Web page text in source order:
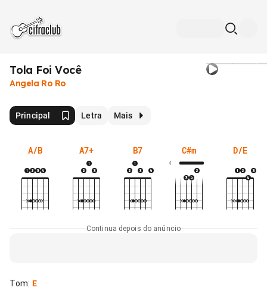
Tola Foi Você
Angela Ro Ro
Principal Letra Mais
A/B A7+ B7 C#m
4
D/E
Continua depois do anúncio
Tom: E